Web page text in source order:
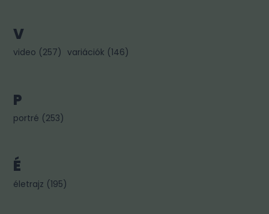
V
video (257) variációk (146)
P
portré (253)
É
életrajz (195)